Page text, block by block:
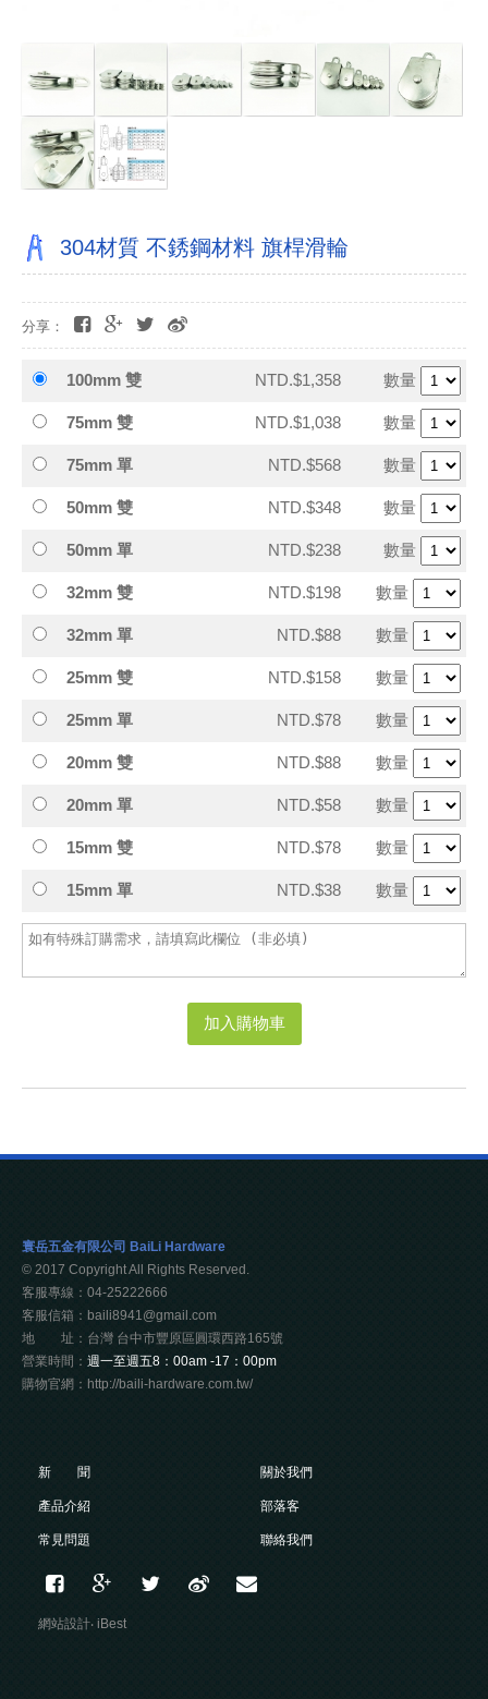
304材質 不銹鋼材料 旗桿滑輪
分享：
100mm 雙 NTD.$1,358 數量
75mm 雙 NTD.$1,038 數量
75mm 單 NTD.$568 數量
50mm 雙 NTD.$348 數量
50mm 單 NTD.$238 數量
32mm 雙 NTD.$198 數量
32mm 單 NTD.$88 數量
25mm 雙 NTD.$158 數量
25mm 單 NTD.$78 數量
20mm 雙 NTD.$88 數量
20mm 單 NTD.$58 數量
15mm 雙 NTD.$78 數量
15mm 單 NTD.$38 數量
加入購物車
寰岳五金有限公司 BaiLi Hardware
© 2017 Copyright All Rights Reserved.
客服專線：04-25222666
客服信箱：baili8941@gmail.com
地 址：台灣 台中市豐原區圓環西路165號
營業時間： 週一至週五8：00am -17：00pm
購物官網：http://baili-hardware.com.tw/
新 聞 關於我們
產品介紹 部落客
常見問題 聯絡我們
網站設計‧ iBest